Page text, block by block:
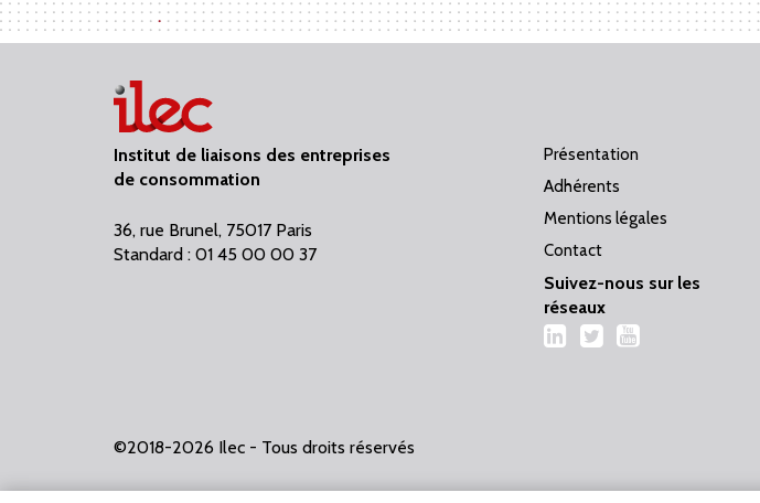
Institut de liaisons des entreprises
de consommation
36, rue Brunel, 75017 Paris
Standard : 01 45 00 00 37
Présentation
Adhérents
Mentions légales
Contact
Suivez-nous sur les
réseaux
LinkedIn
TwitterYouTube
©2018-2026 Ilec - Tous droits réservés